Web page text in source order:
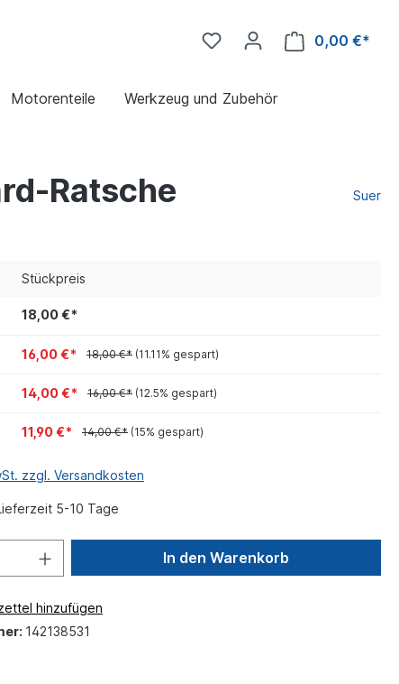
0,00 €*
Motorenteile Werkzeug und Zubehör
Ratsche Suer
Stückpreis
18,00 €*
16,00 €* 18,00 €* (11.11% gespart)
14,00 €* 16,00 €* (12.5% gespart)
11,90 €* 14,00 €* (15% gespart)
zzgl. Versandkosten
5-10 Tage
In den Warenkorb
hinzufügen
142138531